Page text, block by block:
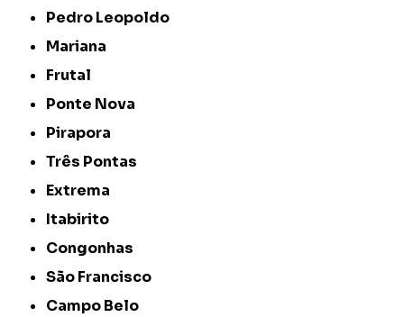
Pedro Leopoldo
Mariana
Frutal
Ponte Nova
Pirapora
Três Pontas
Extrema
Itabirito
Congonhas
São Francisco
Campo Belo